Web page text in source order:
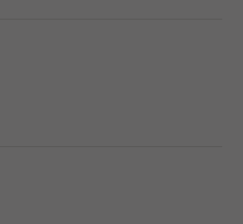
ではの充実した内容とな
ージェントですがこのほ
えております。